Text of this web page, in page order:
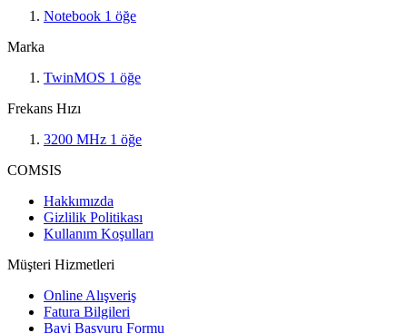
Notebook 1 öğe
Marka
TwinMOS 1 öğe
Frekans Hızı
3200 MHz 1 öğe
COMSIS
Hakkımızda
Gizlilik Politikası
Kullanım Koşulları
Müşteri Hizmetleri
Online Alışveriş
Fatura Bilgileri
Bayi Başvuru Formu